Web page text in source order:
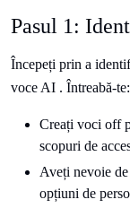
Pasul 1:
Începeți prin a
voce AI . Întreabă-te:
Creați voci off
scopuri de
Aveți nevoie
opțiuni de